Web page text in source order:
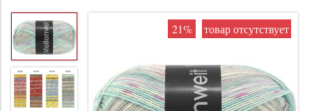
21% товар отсутствует